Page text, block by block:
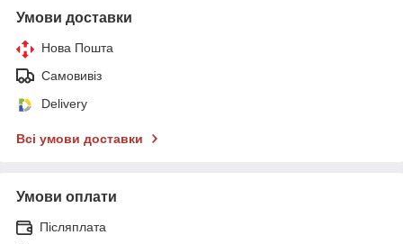
Умови доставки
Нова Пошта
Самовивіз
Delivery
Всі умови доставки
Умови оплати
Післяплата